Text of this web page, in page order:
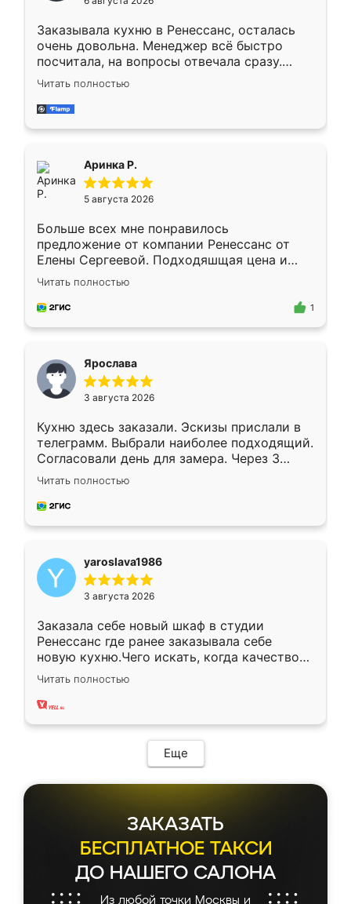
мебели буду заказывать только здесь.
Заказывала кухню в Ренессанс, осталась
очень довольна. Менеджер всё быстро
посчитала, на вопросы отвечала сразу.
Замерщик приехал в субботу, подошёл к
делу со всей ответственностью. Собрали
за день, ребята работали аккуратно, даже
Читать полностью
Аринка Р.
5 августа 2026
Больше всех мне понравилось
предложение от компании Ренессанс от
Елены Сергеевой. Подходяшщая цена и
короткие сроки изготовления. Приехавший
для замера сотрудник Владислав
предложил по моему эскизу самый
Читать полностью
1
Ярослава
3 августа 2026
Кухню здесь заказали. Эскизы прислали в
телеграмм. Выбрали наиболее подходящий.
Согласовали день для замера. Через 3
недели кухня была уже готова. Остались
довольны работой. Спасибо Ренессанс
мебель за качественную работу!
Читать полностью
yaroslava1986
3 августа 2026
Заказала себе новый шкаф в студии
Ренессанс где ранее заказывала себе
новую кухню.Чего искать, когда качеством
вполне довольна. Служит кухня уже почти
два года, нареканий нет.
Читать полностью
Еще
ЗАКАЗАТЬ
БЕСПЛАТНОЕ ТАКСИ
ДО НАШЕГО САЛОНА
Из любой точки Москвы и